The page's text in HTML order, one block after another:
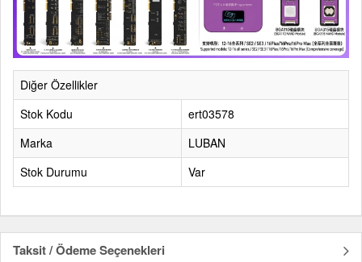
Diğer Özellikler
Stok Kodu
ert03578
Marka
LUBAN
Stok Durumu
Var
Taksit / Ödeme Seçenekleri